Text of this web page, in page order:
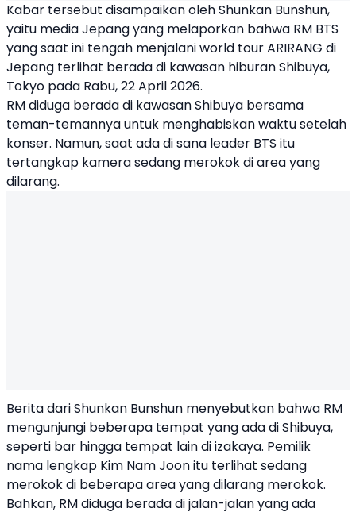
Kabar tersebut disampaikan oleh Shunkan Bunshun,
yaitu media Jepang yang melaporkan bahwa RM BTS
yang saat ini tengah menjalani world tour ARIRANG di
Jepang terlihat berada di kawasan hiburan Shibuya,
Tokyo pada Rabu, 22 April 2026.
RM diduga berada di kawasan Shibuya bersama
teman-temannya untuk menghabiskan waktu setelah
konser. Namun, saat ada di sana leader BTS itu
tertangkap kamera sedang merokok di area yang
dilarang.
Berita dari Shunkan Bunshun menyebutkan bahwa RM
mengunjungi beberapa tempat yang ada di Shibuya,
seperti bar hingga tempat lain di izakaya. Pemilik
nama lengkap Kim Nam Joon itu terlihat sedang
merokok di beberapa area yang dilarang merokok.
Bahkan, RM diduga berada di jalan-jalan yang ada